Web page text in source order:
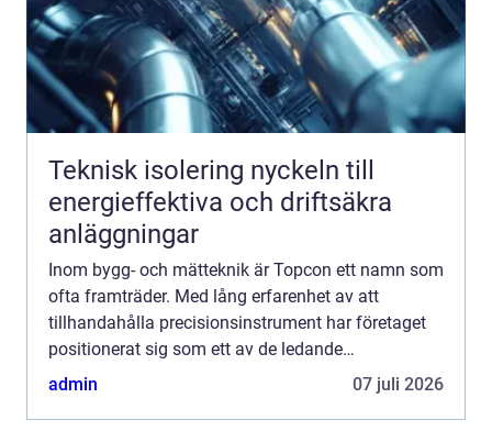
Teknisk isolering nyckeln till
energieffektiva och driftsäkra
anläggningar
Inom bygg- och mätteknik är Topcon ett namn som
ofta framträder. Med lång erfarenhet av att
tillhandahålla precisionsinstrument har företaget
positionerat sig som ett av de ledande
varumärkena i branschen. Men vad...
admin 07 juli 2026